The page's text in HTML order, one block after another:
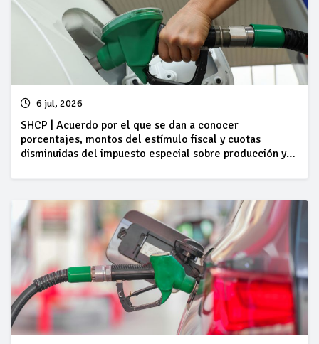
6 jul, 2026
SHCP | Acuerdo por el que se dan a conocer
porcentajes, montos del estímulo fiscal y cuotas
disminuidas del impuesto especial sobre producción y
combustibles que se indican, del 04 al 10 de julio